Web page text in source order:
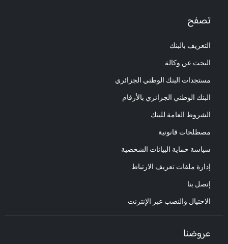
تصفح
التعريف بالبنك
البحث عن وكالة
مستجدات البنك الوطني الجزائري
البنك الوطني الجزائري بالأرقام
الشروط العامة للبنك
مصطلحات قانونية
سياسة حماية البيانات الشخصية
إدارة ملفات تعريف الارتباط
إتصل بنا
الاحتيال والنصب عبر الإنترنت
عروضنا